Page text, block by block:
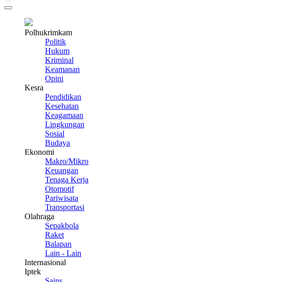
Polhukrimkam
Politik
Hukum
Kriminal
Keamanan
Opini
Kesra
Pendidikan
Kesehatan
Keagamaan
Lingkungan
Sosial
Budaya
Ekonomi
Makro/Mikro
Keuangan
Tenaga Kerja
Otomotif
Pariwisata
Transportasi
Olahraga
Sepakbola
Raket
Balapan
Lain - Lain
Internasional
Iptek